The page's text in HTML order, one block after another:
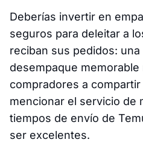
Deberías invertir en
seguros para deleitar a
reciban sus pedidos:
desempaque memorable
compradores a
mencionar el servicio de
tiempos de envío de
ser excelentes.